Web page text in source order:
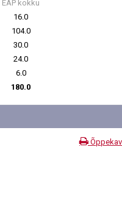
EAP kokku
16.0
104.0
30.0
24.0
6.0
180.0